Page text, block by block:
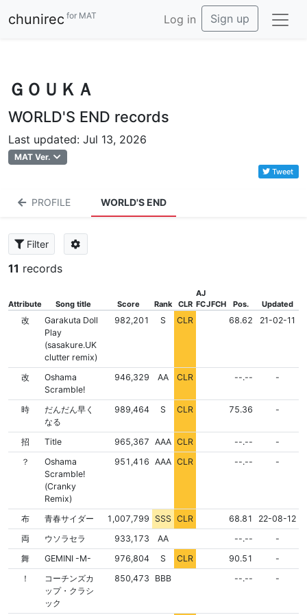
chunirec for MAT Log in Sign up
ＧＯＵＫＡ
WORLD'S END records
Last updated: Jul 13, 2026
MAT Ver.
Tweet
PROFILE WORLD'S END
Filter
11 records
Attribute Song title Score Rank CLR
AJ
FCJFCH Pos. Updated
改
Garakuta Doll
Play
(sasakure.UK
clutter remix)
982,201 S CLR NONE
68.62 21-02-11
改
Oshama
Scramble!
946,329 AA CLR NONE--.-- -
時
だんだん早く
なる
989,464 S CLR NONE
75.36 -
招 Title 965,367 AAA CLR NONE--.--
-
？
Oshama
Scramble!
(Cranky
Remix)
951,416 AAA CLR NONE--.-- -
布 青春サイダー 1,007,799 SSS CLR NONE
68.81
22-08-12
両
ウソラセラ 933,173 AA NONE--.--
-
舞
GEMINI -M- 976,804 S CLR NONE
90.51
-
！
コーチンズカ
ップ・クラシ
ック
850,473 BBB NONE--.-- -